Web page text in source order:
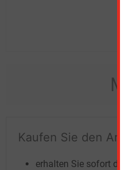
Kaufen Sie den
erhalten Sie sofort